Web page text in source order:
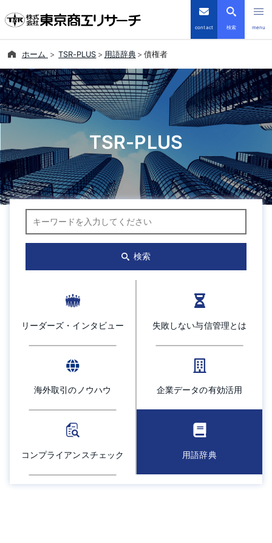
contact 検索 menu
TSRデータインサイト
優良企業サイト
会社案内
商品・サービス
導入事例
English
ホーム TSR-PLUS 用語辞典 債権者
TSR-PLUS
キーワード検索
検索
リーダーズ・インタビュー 失敗しない与信管理とは
海外取引のノウハウ 企業データの有効活用
コンプライアンスチェック 用語辞典